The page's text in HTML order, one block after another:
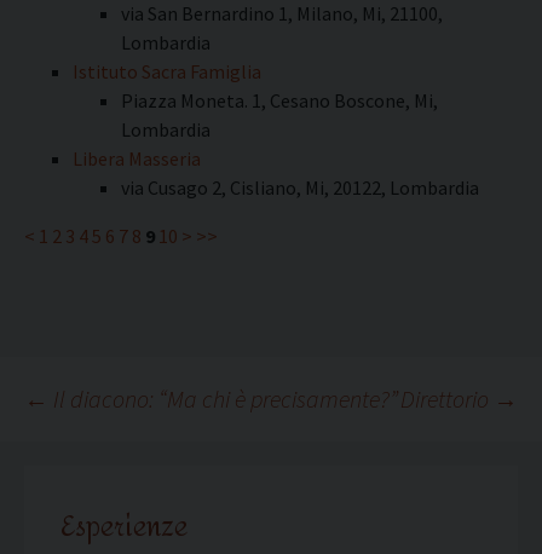
via San Bernardino 1, Milano, Mi, 21100,
Lombardia
Istituto Sacra Famiglia
Piazza Moneta. 1, Cesano Boscone, Mi,
Lombardia
Libera Masseria
via Cusago 2, Cisliano, Mi, 20122, Lombardia
< 1 2 3 45 6 7 8 9 10 > >>
Navigazione
← Il diacono: “Ma chi è precisamente?”Direttorio →
Esperienze